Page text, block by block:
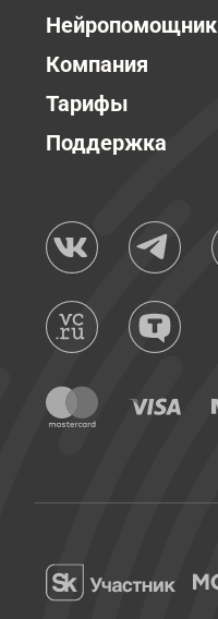
Нейропомощник
Компания
Тарифы
Поддержка